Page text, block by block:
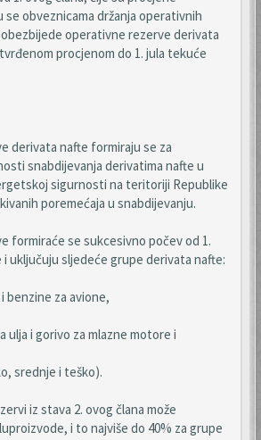
obveznicama držanja operativnih
operativne rezerve derivata
procjenom do 1. jula tekuće
derivata nafte formiraju se za
snabdijevanja derivatima nafte u
sigurnosti na teritoriji Republike
poremećaja u snabdijevanju.
formiraće se sukcesivno počev od 1.
i uključuju sljedeće grupe derivata nafte:
benzine za avione,
ulja i gorivo za mlazne motore i
srednje i teško).
iz stava 2. ovog člana može
i to najviše do 40% za grupe